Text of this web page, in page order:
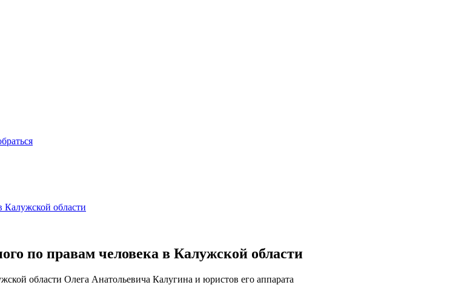
Калужской области
по правам человека в Калужской области
области Олега Анатольевича Калугина и юристов его аппарата